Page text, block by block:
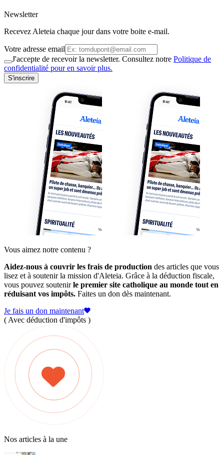
Newsletter
Recevez Aleteia chaque jour dans votre boite e-mail.
Votre adresse email
J'accepte de recevoir la newsletter. Consultez notre Politique de
confidentialité pour en savoir plus.
S'inscrire
Vous aimez notre contenu ?
Aidez-nous à couvrir les frais de production des articles que vous
lisez et à soutenir la mission d'Aleteia. Grâce à la déduction fiscale,
vous pouvez soutenirle premier site catholique au monde tout en
réduisant vos impôts. Faites un don dès maintenant.
Je fais un don maintenant
( Avec déduction d'impôts )
Nos articles à la une